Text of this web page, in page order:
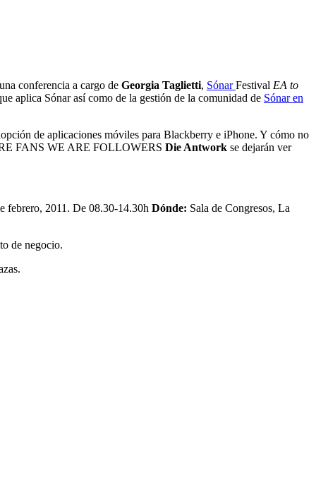
conferencia a cargo de Georgia Taglietti, SónarFestival EA to
aplica Sónar así como de la gestión de la comunidad de Sónar en
de aplicaciones móviles para Blackberry e iPhone. Y cómo no
FANS WE ARE FOLLOWERS Die Antwork se dejarán ver
febrero, 2011. De 08.30-14.30h Dónde: Sala de Congresos, La
de negocio.